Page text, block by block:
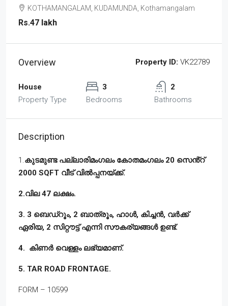
KOTHAMANGALAM, KUDAMUNDA, Kothamangalam
Rs.47 lakh
Overview Property ID: VK22789
House
Property Type
3
Bedrooms
2
Bathrooms
Description
1.കുടമുണ്ട പല്ലാരിമംഗലം കോതമംഗലം 20 സെൻ്റ്
2000 SQFT വീട് വിൽപ്പനയ്ക്ക്.
2.വില 47 ലക്ഷം.
3. 3 ബെഡ്‌റൂം, 2 ബാത്രൂം, ഹാൾ, കിച്ചൻ, വർക്ക്
ഏരിയ, 2 സിറ്റൗട്ട് എന്നി സൗകര്യങ്ങൾ ഉണ്ട്.
4. കിണർ വെള്ളം ലഭ്യമാണ്.
5. TAR ROAD FRONTAGE.
FORM – 10599